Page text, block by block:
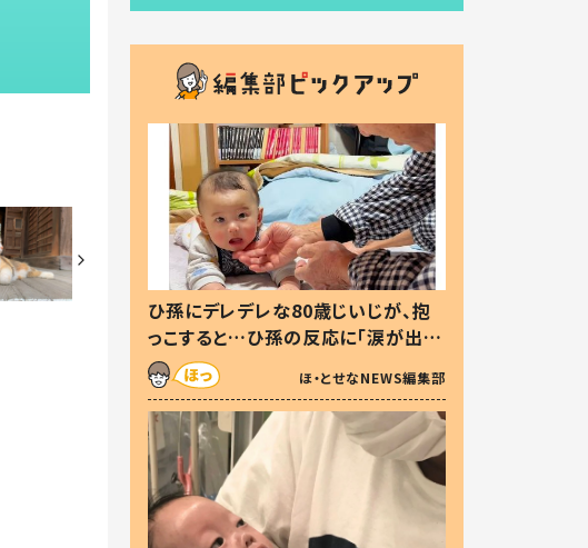
ひ孫にデレデレな80歳じいじが、抱
っこすると…ひ孫の反応に「涙が出ま
した」「可愛くて仕方ない」
ほ・とせなNEWS編集部